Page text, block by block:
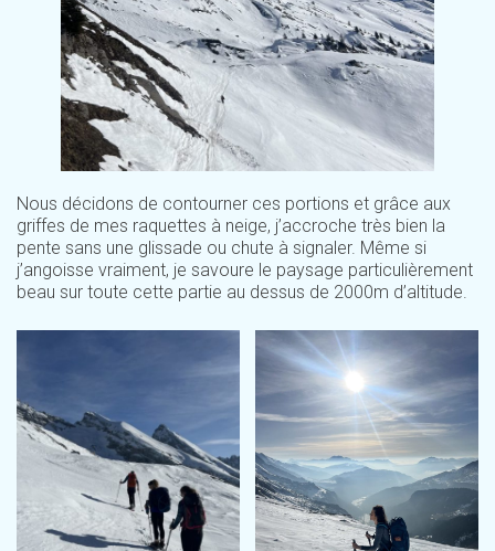
Nous décidons de contourner ces portions et grâce aux
griffes de mes raquettes à neige, j’accroche très bien la
pente sans une glissade ou chute à signaler. Même si
j’angoisse vraiment, je savoure le paysage particulièrement
beau sur toute cette partie au dessus de 2000m d’altitude.